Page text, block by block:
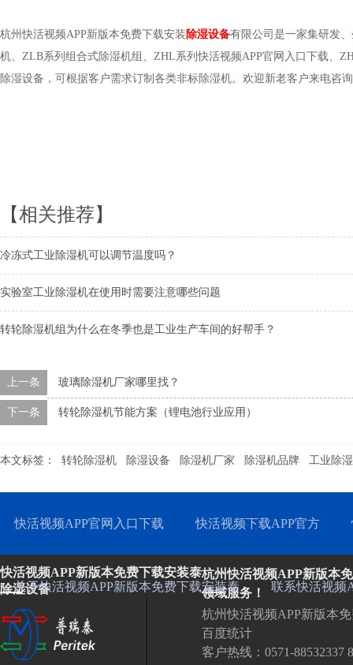
杭州快活视频APP新版本免费下载安装 除湿设备有限公司是一家集研发
机、ZLB系列组合式除湿机组、ZHL系列快活视频APP官网入口下载
除湿设备，可根据客户需求订制各类非标除湿机。欢迎新老客户来电咨
【相关推荐】
冷冻式工业除湿机可以调节温度吗？
实验室工业除湿机在使用时需要注意哪些问题
转轮除湿机组为什么在冬季也是工业生产车间的好帮手？
上一条 玻璃除湿机厂家哪里找？
下一条 转轮除湿机节能方案（锂电池行业应用）
本文标签： 转轮除湿机 除湿设备 除湿机厂家 除湿机品牌 工业除
快活视频APP官网入口下载 快活视频下载APP官方
关于快活视频APP新版本免费下载安装泰 联系快活视频
快活视频APP新版本免费下载安装泰
除湿设备
杭州快活视频APP新版本
领域服务！
杭州快活视频APP新版本
百度统计
客户热线：0571-88532337